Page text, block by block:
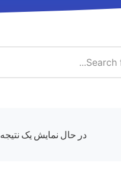
در حال نمایش یک نتیجه